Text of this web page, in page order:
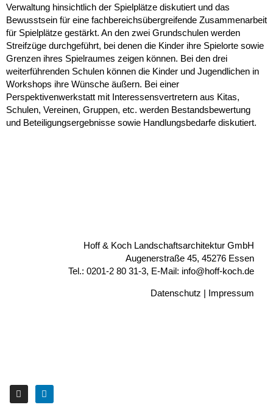
Verwaltung hinsichtlich der Spielplätze diskutiert und das
Bewusstsein für eine fachbereichsübergreifende Zusammenarbeit
für Spielplätze gestärkt. An den zwei Grundschulen werden
Streifzüge durchgeführt, bei denen die Kinder ihre Spielorte sowie
Grenzen ihres Spielraumes zeigen können. Bei den drei
weiterführenden Schulen können die Kinder und Jugendlichen in
Workshops ihre Wünsche äußern. Bei einer
Perspektivenwerkstatt mit Interessensvertretern aus Kitas,
Schulen, Vereinen, Gruppen, etc. werden Bestandsbewertung
und Beteiligungsergebnisse sowie Handlungsbedarfe diskutiert.
Hoff & Koch Landschaftsarchitektur GmbH
Augenerstraße 45, 45276 Essen
Tel.: 0201-2 80 31-3, E-Mail: info@hoff-koch.de
Datenschutz | Impressum